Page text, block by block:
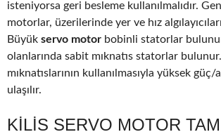
isteniyorsa geri besleme kullanılmalıdır.
motorlar, üzerilerinde yer ve hız
Büyük servo motor bobinli statorlar
olanlarında sabit mıknatıs statorlar
mıknatıslarının kullanılmasıyla yüksek güç/
ulaşılır.
KILIS SERVO MOTOR